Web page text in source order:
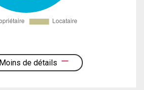
Moins de détails